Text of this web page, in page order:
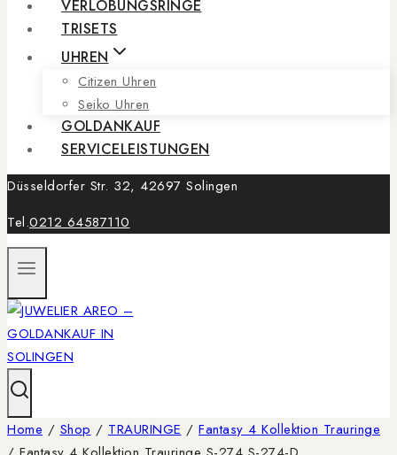
VERLOBUNGSRINGE
TRISETS
UHREN
Citizen Uhren
Seiko Uhren
GOLDANKAUF
SERVICELEISTUNGEN
Düsseldorfer Str. 32, 42697 Solingen
Tel.0212 64587110
Home / Shop / TRAURINGE / Fantasy 4 Kollektion Trauringe